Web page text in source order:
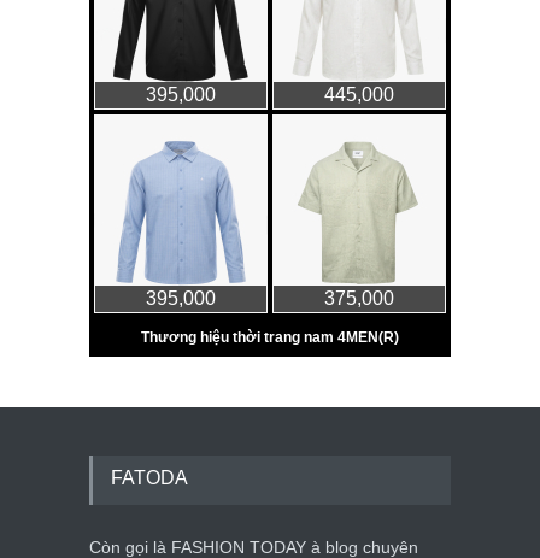
FATODA
Còn gọi là FASHION TODAY à blog chuyên